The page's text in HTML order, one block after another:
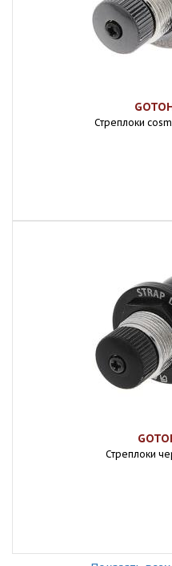
Стреплоки
Стреплоки